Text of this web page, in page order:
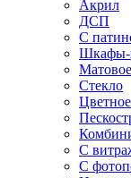
Акрил
ДСП
С
Шкафы-
Стекло
С
С